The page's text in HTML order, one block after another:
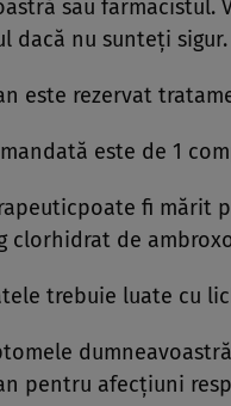
sau farmacistul.
dacă nu sunteţi sigur.
este rezervat
este de 1
fi mărit
clorhidrat de
trebuie luate cu
pentru afecţiuni